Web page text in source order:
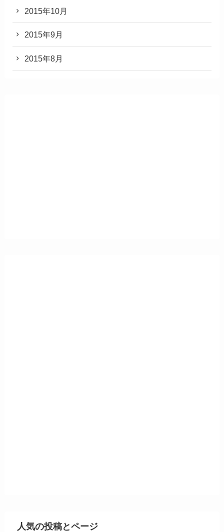
2015年10月
2015年9月
2015年8月
人気の投稿とページ